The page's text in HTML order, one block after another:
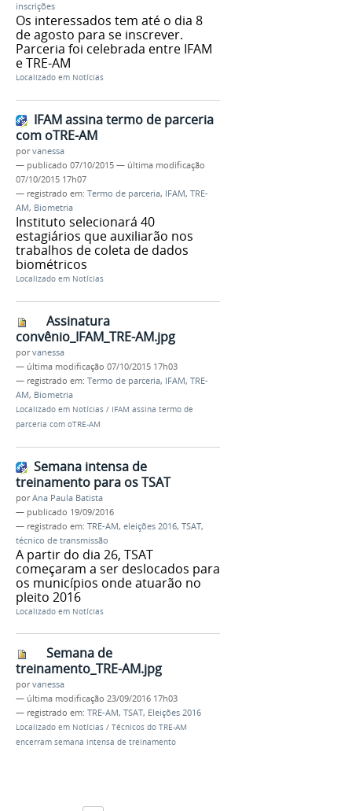
inscrições
Os interessados tem até o dia 8
de agosto para se inscrever.
Parceria foi celebrada entre IFAM
e TRE-AM
Localizado em Notícias
IFAM assina termo de parceria
com oTRE-AM
porvanessa
— publicado 07/10/2015 — última modificação
07/10/2015 17h07
— registrado em: Termo de parceria, IFAM, TRE-
AM, Biometria
Instituto selecionará 40
estagiários que auxiliarão nos
trabalhos de coleta de dados
biométricos
Localizado em Notícias
Assinatura
convênio_IFAM_TRE-AM.jpg
porvanessa
— última modificação 07/10/2015 17h03
— registrado em: Termo de parceria, IFAM, TRE-
AM, Biometria
Localizado em Notícias / IFAM assina termo de
parceria com oTRE-AM
Semana intensa de
treinamento para os TSAT
porAna Paula Batista
— publicado 19/09/2016
— registrado em: TRE-AM, eleições 2016, TSAT,
técnico de transmissão
A partir do dia 26, TSAT
começaram a ser deslocados para
os municípios onde atuarão no
pleito 2016
Localizado em Notícias
Semana de
treinamento_TRE-AM.jpg
porvanessa
— última modificação 23/09/2016 17h03
— registrado em: TRE-AM, TSAT, Eleições 2016
Localizado em Notícias / Técnicos do TRE-AM
encerram semana intensa de treinamento